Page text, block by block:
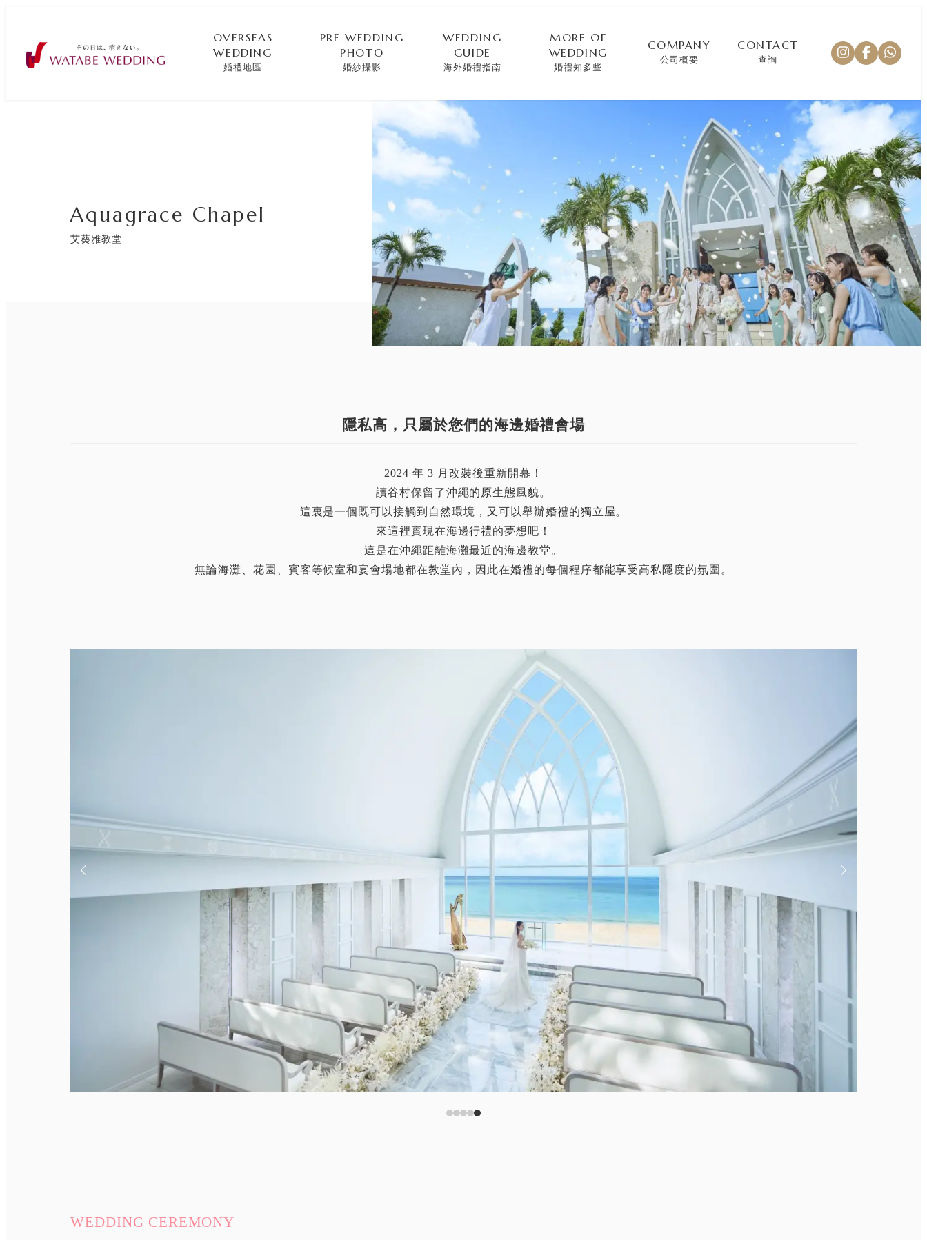
OVERSEAS
WEDDING
婚禮地區
PRE WEDDING
PHOTO
婚紗攝影
WEDDING
GUIDE
海外婚禮指南
MORE OF
WEDDING
婚禮知多些
COMPANY
公司概要
CONTACT
查詢
Aquagrace Chapel
艾葵雅教堂
隱私高，只屬於您們的海邊婚禮會場
2024 年 3 月改裝後重新開幕！
讀谷村保留了沖繩的原生態風貌。
這裏是一個既可以接觸到自然環境，又可以舉辦婚禮的獨立屋。
來這裡實現在海邊行禮的夢想吧！
這是在沖繩距離海灘最近的海邊教堂。
無論海灘、花園、賓客等候室和宴會場地都在教堂內，因此在婚禮的每個程序都能享受高私隱度的氛圍。
WEDDING CEREMONY